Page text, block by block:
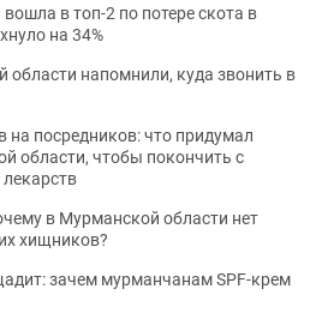
в топ-2 по потере скота в
на 34%
напомнили, куда звонить в
посредников: что придумал
области, чтобы покончить с
в Мурманской области нет
хищников?
зачем мурманчанам SPF-крем